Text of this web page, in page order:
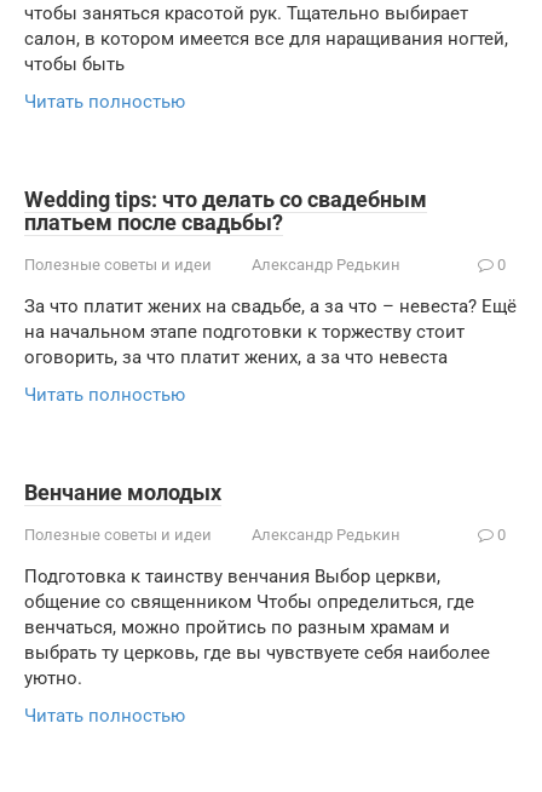
чтобы заняться красотой рук. Тщательно выбирает
салон, в котором имеется все для наращивания ногтей,
чтобы быть
Читать полностью
Wedding tips: что делать со свадебным
платьем после свадьбы?
Полезные советы и идеи Александр Редькин 0
За что платит жених на свадьбе, а за что – невеста? Ещё
на начальном этапе подготовки к торжеству стоит
оговорить, за что платит жених, а за что невеста
Читать полностью
Венчание молодых
Полезные советы и идеи Александр Редькин 0
Подготовка к таинству венчания Выбор церкви,
общение со священником Чтобы определиться, где
венчаться, можно пройтись по разным храмам и
выбрать ту церковь, где вы чувствуете себя наиболее
уютно.
Читать полностью